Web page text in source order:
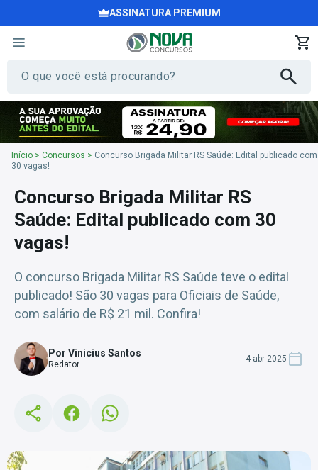
ASSINATURA PREMIUM
Início > Concursos > Concurso Brigada Militar RS Saúde: Edital publicado com
30 vagas!
Concurso Brigada Militar RS
Saúde: Edital publicado com 30
vagas!
O concurso Brigada Militar RS Saúde teve o edital
publicado! São 30 vagas para Oficiais de Saúde,
com salário de R$ 21 mil. Confira!
Por Vinicius Santos
Redator
4 abr 2025